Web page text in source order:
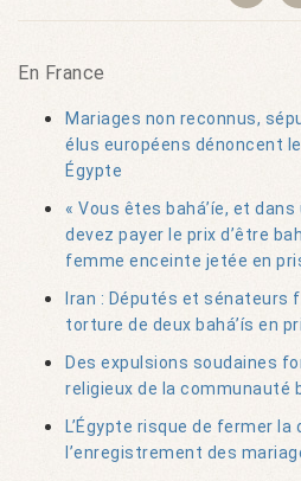
En France
Mariages non reconnus,
élus européens dénoncent
Égypte
« Vous êtes bahá’íe, et
devez payer le prix d’être
femme enceinte jetée en
Iran : Députés et sénateurs
torture de deux bahá’ís en
Des expulsions soudaines
religieux de la communauté
L’Égypte risque de fermer
l’enregistrement des